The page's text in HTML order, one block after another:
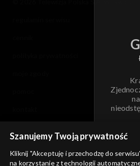
informacje o dostawcy usług
Szanujemy Twoją prywatność
Kliknij "Akceptuję i przechodzę do
na korzystanie z technologii